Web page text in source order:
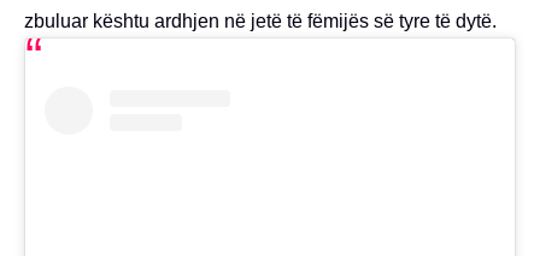
zbuluar kështu ardhjen në jetë të fëmijës së tyre të dytë.